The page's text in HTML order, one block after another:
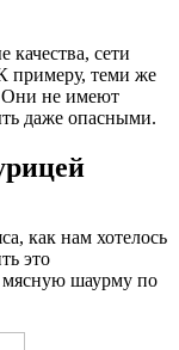
сети
примеру, теми же
Они не имеют
даже опасными.
как нам хотелось
это
мясную шаурму по